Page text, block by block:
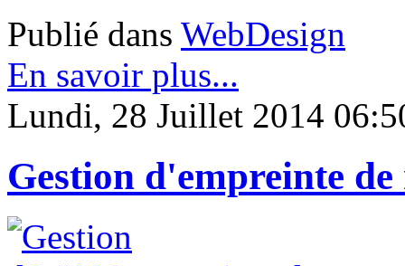
Publié dans WebDesign
En savoir plus...
Lundi, 28 Juillet 2014
Gestion d'empreinte